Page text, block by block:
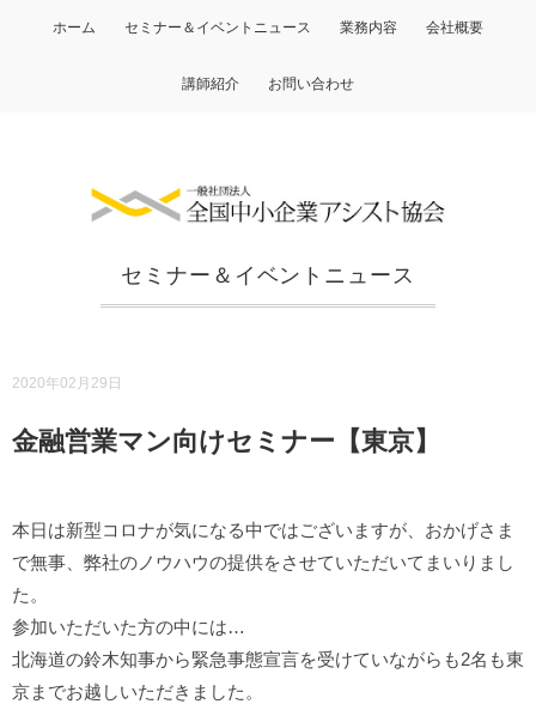
ホーム セミナー＆イベントニュース 業務内容 会社概要
講師紹介 お問い合わせ
セミナー＆イベントニュース
2020年02月29日
金融営業マン向けセミナー【東京】
本日は新型コロナが気になる中ではございますが、おかげさま
で無事、弊社のノウハウの提供をさせていただいてまいりまし
た。
参加いただいた方の中には…
北海道の鈴木知事から緊急事態宣言を受けていながらも2名も東
京までお越しいただきました。